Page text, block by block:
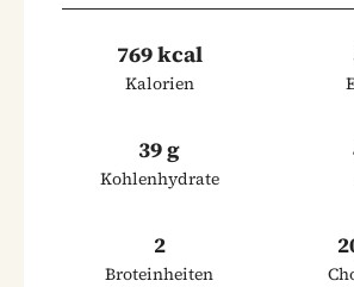
769 kcal
Kalorien
39 g
Kohlenhydrate
2
Broteinheiten